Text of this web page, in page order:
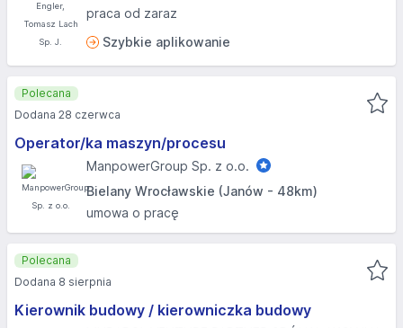
praca od zaraz
Szybkie aplikowanie
Operator/ka maszyn/procesu
ManpowerGroup Sp. z o.o.
Bielany Wrocławskie (Janów - 48km)
umowa o pracę
Polecana
Dodana 28 czerwca
Kierownik budowy / kierowniczka budowy
Polecana
Dodana 8 sierpnia